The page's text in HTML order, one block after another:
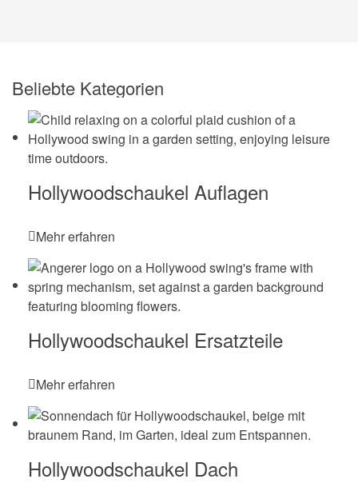
Beliebte Kategorien
Hollywoodschaukel Auflagen
Mehr erfahren
Hollywoodschaukel Ersatzteile
Mehr erfahren
Hollywoodschaukel Dach